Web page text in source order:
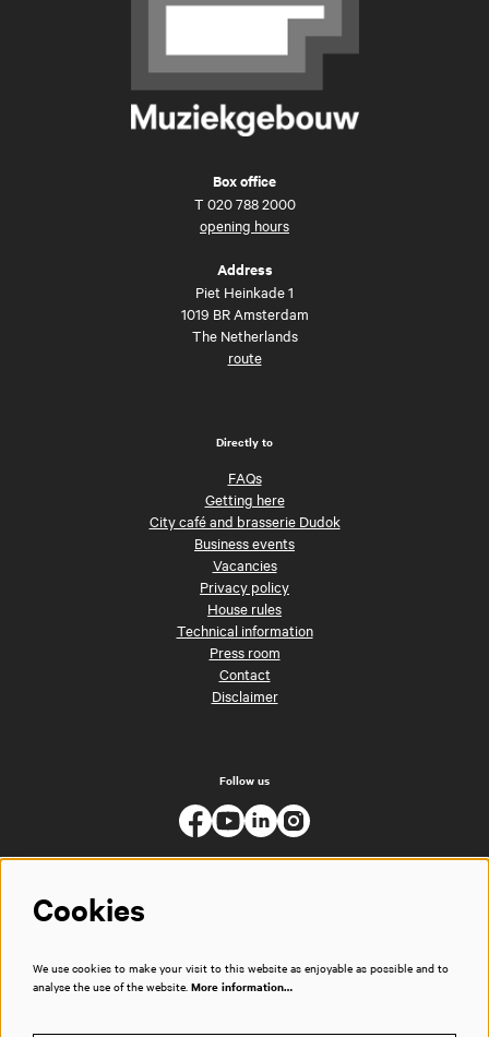
Box office
T 020 788 2000
opening hours
Address
Piet Heinkade 1
1019 BR Amsterdam
The Netherlands
route
Directly to
FAQs
Getting here
City café and brasserie Dudok
Business events
Vacancies
Privacy policy
House rules
Technical information
Press room
Contact
Disclaimer
Follow us
Cookies
We use cookies to make your visit to this website as enjoyable as possible and to
analyse the use of the website. More information…